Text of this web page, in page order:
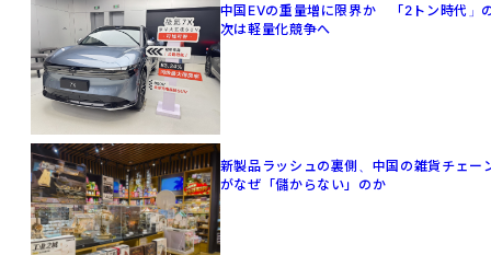
中国EVの重量増に限界か 「2トン時代」
次は軽量化競争へ
新製品ラッシュの裏側、中国の雑貨チェー
がなぜ「儲からない」のか